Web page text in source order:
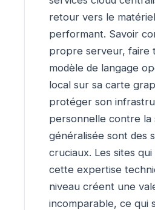
retour vers le
performant. Savoir
propre serveur, faire
modèle de langage
local sur sa carte
protéger son
personnelle contre la
généralisée sont des
cruciaux. Les sites
cette expertise
niveau créent une
incomparable, ce qui